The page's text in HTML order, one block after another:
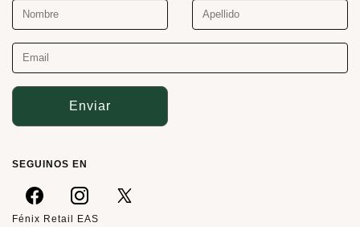
Enviar
SEGUINOS EN
Fénix Retail EAS